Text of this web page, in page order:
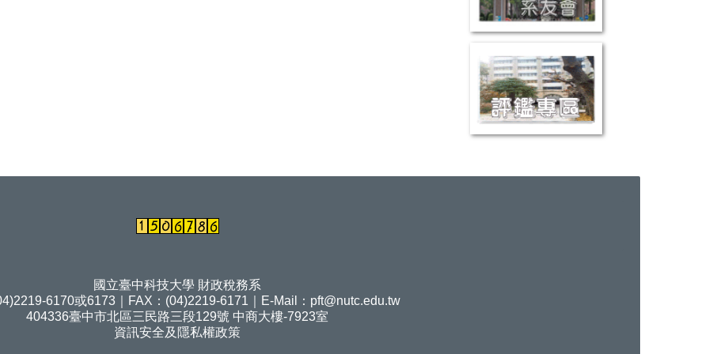
國立臺中科技大學 財政稅務系
6170或6173｜FAX：(04)2219-6171｜E-Mail： pft@nutc.edu.tw
404336臺中市北區三民路三段129號 中商大樓-7923室
資訊安全及隱私權政策